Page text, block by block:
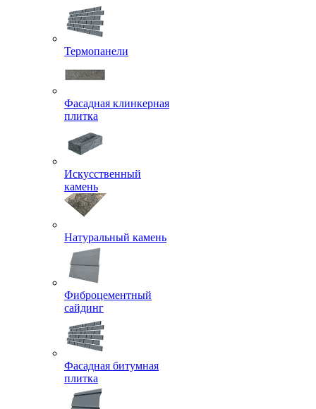
Термопанели
Фасадная клинкерная
плитка
Искусственный
камень
Натуральный камень
Фиброцементный
сайдинг
Фасадная битумная
плитка